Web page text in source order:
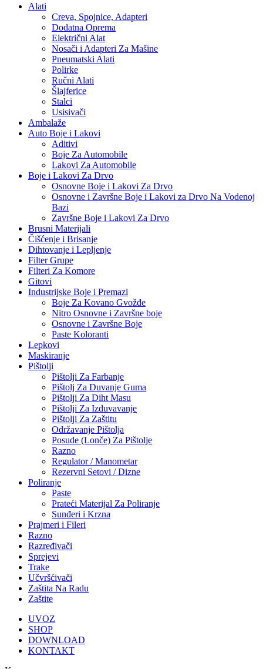
Alati
Creva, Spojnice, Adapteri
Dodatna Oprema
Električni Alat
Nosači i Adapteri Za Mašine
Pneumatski Alati
Polirke
Ručni Alati
Šlajferice
Stalci
Usisivači
Ambalaže
Auto Boje i Lakovi
Aditivi
Boje Za Automobile
Lakovi Za Automobile
Boje i Lakovi Za Drvo
Osnovne Boje i Lakovi Za Drvo
Osnovne i Završne Boje i Lakovi za Drvo Na Vodenoj
Bazi
Završne Boje i Lakovi Za Drvo
Brusni Materijali
Čišćenje i Brisanje
Dihtovanje i Lepljenje
Filter Grupe
Filteri Za Komore
Gitovi
Industrijske Boje i Premazi
Boje Za Kovano Gvožđe
Nitro Osnovne i Završne boje
Osnovne i Završne Boje
Paste Koloranti
Lepkovi
Maskiranje
Pištolji
Pištolji Za Farbanje
Pištolj Za Duvanje Guma
Pištolji Za Diht Masu
Pištolji Za Izduvavanje
Pištolji Za Zaštitu
Održavanje Pištolja
Posude (Lonče) Za Pištolje
Razno
Regulator / Manometar
Rezervni Setovi / Dizne
Poliranje
Paste
Prateći Materijal Za Poliranje
Sunđeri i Krzna
Prajmeri i Fileri
Razno
Razređivači
Sprejevi
Trake
Učvršćivači
Zaštita Na Radu
Zaštite
UVOZ
SHOP
DOWNLOAD
KONTAKT